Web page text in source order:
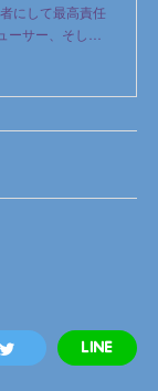
にして最高責任
ーサー、そし…